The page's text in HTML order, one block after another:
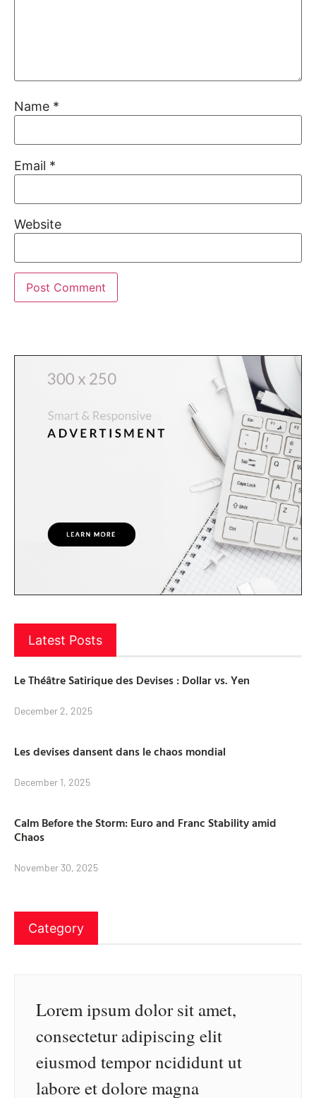
Name *
Email *
Website
Latest Posts
Le Théâtre Satirique des Devises : Dollar vs. Yen
December 2, 2025
Les devises dansent dans le chaos mondial
December 1, 2025
Calm Before the Storm: Euro and Franc Stability amid
Chaos
November 30, 2025
Category
Lorem ipsum dolor sit amet,
consectetur adipiscing elit
eiusmod tempor ncididunt ut
labore et dolore magna